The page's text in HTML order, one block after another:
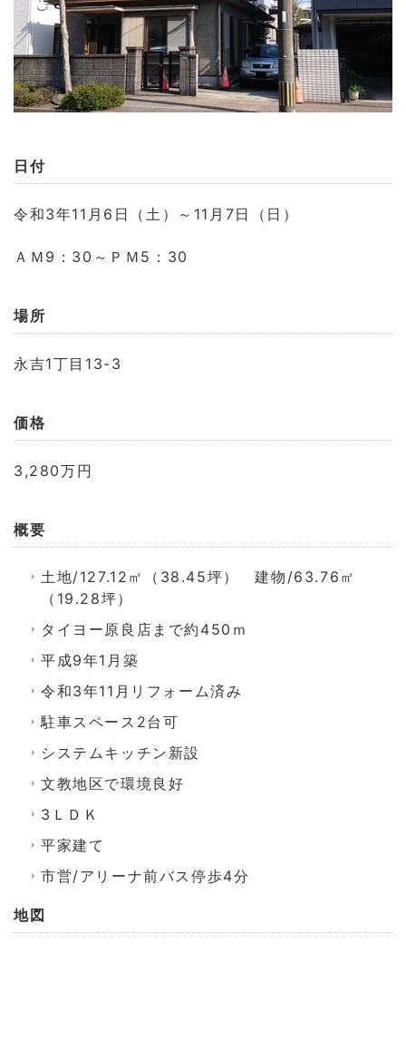
日付
令和3年11月6日（土）～11月7日（日）
ＡＭ9：30～ＰＭ5：30
場所
永吉1丁目13-3
価格
3,280万円
概要
土地/127.12㎡（38.45坪） 建物/63.76㎡
（19.28坪）
タイヨー原良店まで約450ｍ
平成9年1月築
令和3年11月リフォーム済み
駐車スペース2台可
システムキッチン新設
文教地区で環境良好
3ＬＤＫ
平家建て
市営/アリーナ前バス停歩4分
地図